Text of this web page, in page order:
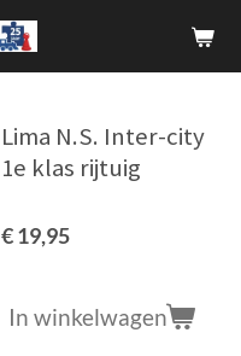
Lima N.S. Inter-city
1e klas rijtuig
€ 19,95
In winkelwagen